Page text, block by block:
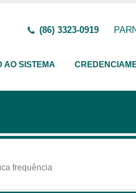
(86) 3323-0919
AO SISTEMA
frequência